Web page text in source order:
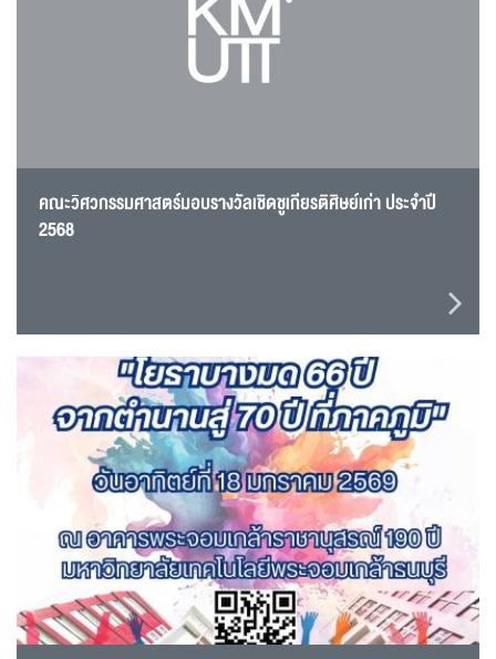
คณะวิศวกรรมศาสตร์มอบรางวัลเชิดชูเกียรติศิษย์เก่า ประจำปี
2568